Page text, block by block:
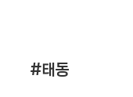
#태동